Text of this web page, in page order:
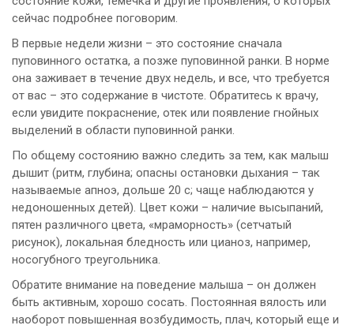
сейчас подробнее поговорим.
В первые недели жизни – это состояние сначала
пуповинного остатка, а позже пуповинной ранки. В норме
она заживает в течение двух недель, и все, что требуется
от вас – это содержание в чистоте. Обратитесь к врачу,
если увидите покраснение, отек или появление гнойных
выделений в области пуповинной ранки.
По общему состоянию важно следить за тем, как малыш
дышит (ритм, глубина; опасны остановки дыхания – так
называемые апноэ, дольше 20 с; чаще наблюдаются у
недоношенных детей). Цвет кожи – наличие высыпаний,
пятен различного цвета, «мраморность» (сетчатый
рисунок), локальная бледность или цианоз, например,
носогубного треугольника.
Обратите внимание на поведение малыша – он должен
быть активным, хорошо сосать. Постоянная вялость или
наоборот повышенная возбудимость, плач, который еще и